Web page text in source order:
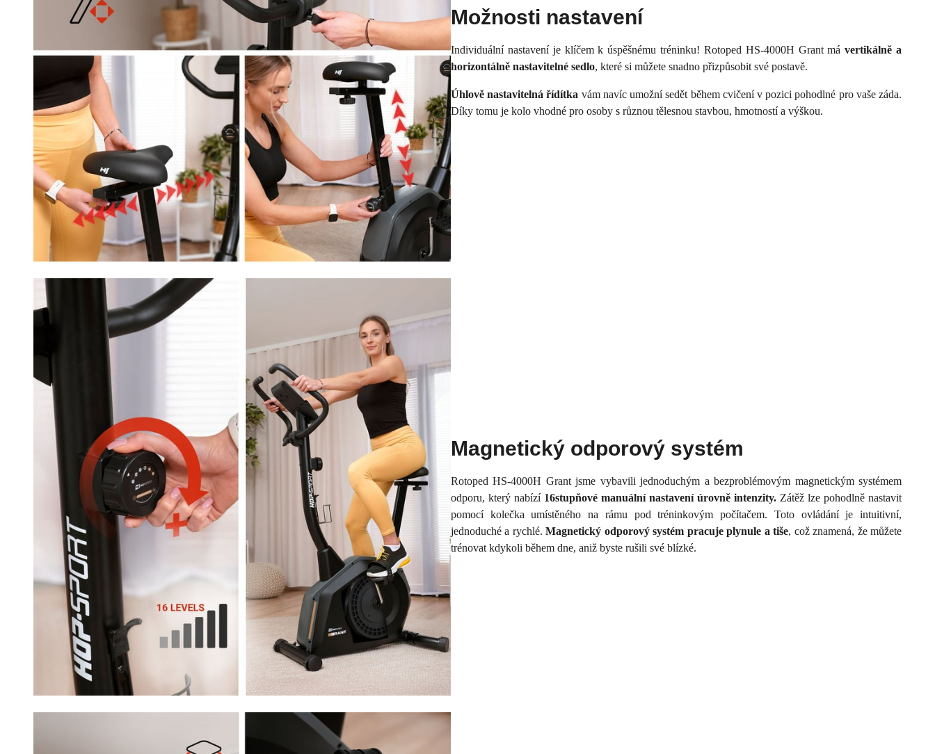
Možnosti nastavení
Individuální nastavení je klíčem k úspěšnému tréninku! Rotoped HS-4000H Grant mávertikálně a
horizontálně nastavitelné sedlo, které si můžete snadno přizpůsobit své postavě.
Úhlově nastavitelná řídítka vám navíc umožní sedět během cvičení v pozici pohodlné pro vaše záda.
Díky tomu je kolo vhodné pro osoby s různou tělesnou stavbou, hmotností a výškou.
Magnetický odporový systém
Rotoped HS-4000H Grant jsme vybavili jednoduchým a bezproblémovým magnetickým systémem
odporu, který nabízí 16stupňové manuální nastavení úrovně intenzity. Zátěž lze pohodlně nastavit
pomocí kolečka umístěného na rámu pod tréninkovým počítačem. Toto ovládání je intuitivní,
jednoduché a rychlé.Magnetický odporový systém pracuje plynule a tiše, což znamená, že můžete
trénovat kdykoli během dne, aniž byste rušili své blízké.